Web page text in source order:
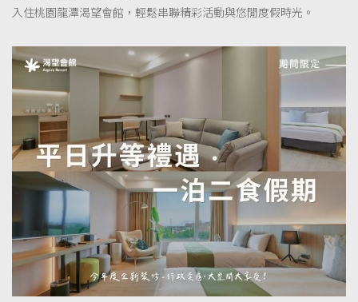
入住桃園龍潭渴望會館，輕鬆串聯精彩活動與悠閒度假時光。